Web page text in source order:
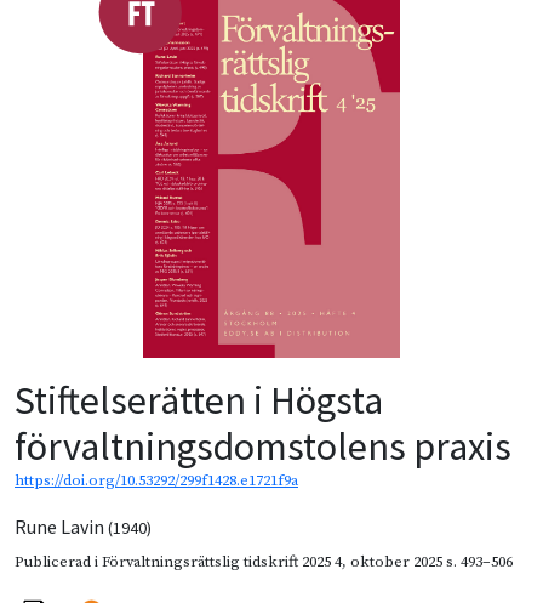
Stiftelserätten i Högsta
förvaltningsdomstolens praxis
https://doi.org/10.53292/299f1428.e1721f9a
Rune Lavin (1940)
Publicerad iFörvaltningsrättslig tidskrift 2025 4, oktober 2025s. 493–506